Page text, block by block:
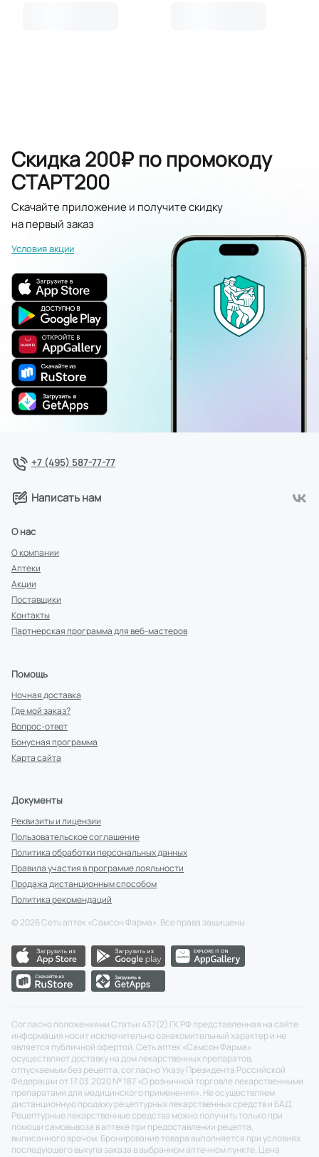
Скидка 200₽ по промокоду
СТАРТ200
Скачайте приложение и получите скидку
на первый заказ
Условия акции
+7 (495) 587-77-77
Написать нам
О нас
О компании
Аптеки
Акции
Поставщики
Контакты
Партнерская программа для веб-мастеров
Помощь
Ночная доставка
Где мой заказ?
Вопрос-ответ
Бонусная программа
Карта сайта
Документы
Реквизиты и лицензии
Пользовательское соглашение
Политика обработки персональных данных
Правила участия в программе лояльности
Продажа дистанционным способом
Политика рекомендаций
© 2026Сеть аптек «Самсон Фарма». Все права защищены
Согласно положениями Статьи 437(2) ГК РФ представленная на сайте
информация носит исключительно ознакомительный характер и не
является публичной офертой. Сеть аптек «Самсон Фарма»
осуществляет доставку на дом лекарственных препаратов,
отпускаемым без рецепта, согласно Указу Президента Российской
Федерации от 17.03.2020 № 187 «О розничной торговле лекарственными
препаратами для медицинского применения». Не осуществляем
дистанционную продажу рецептурных лекарственных средств и БАД.
Рецептурные лекарственные средства можно получить только при
помощи самовывоза в аптеке при предоставлении рецепта,
выписанного врачом. Бронирование товара выполняется при условиях
последующего выкупа заказа в выбранном аптечном пункте. Цена